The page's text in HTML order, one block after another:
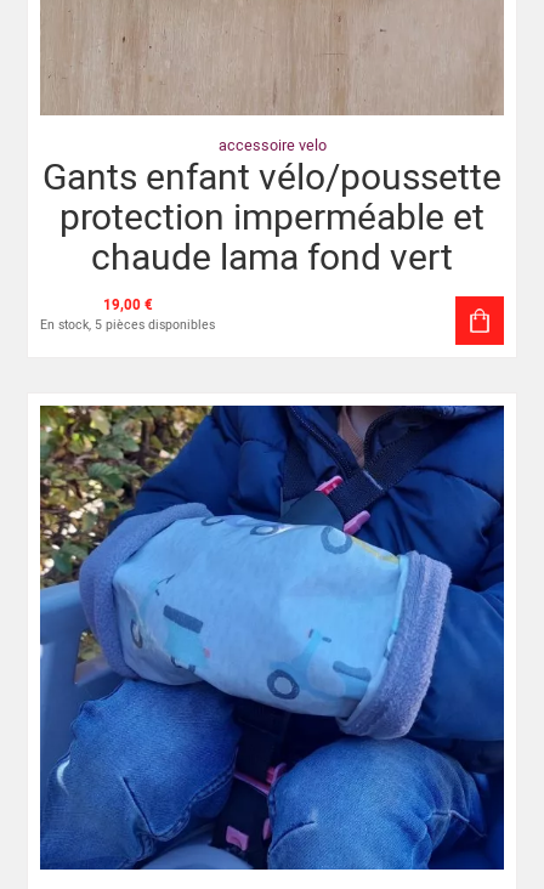
accessoire velo
Gants enfant vélo/poussette
protection imperméable et
chaude lama fond vert
19,00 €
En stock, 5 pièces disponibles